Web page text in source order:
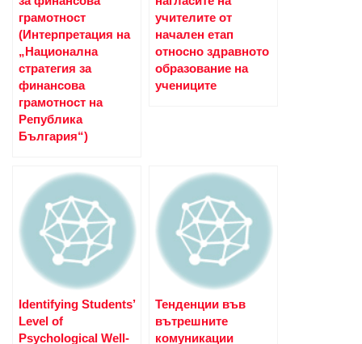
грамотност
(Интерпретация на
„Национална
стратегия за
финансова
грамотност на
Република
България“)
учителите от
начален етап
относно здравното
образование на
учениците
Identifying Students’
Level of
Psychological Well-
Тенденции във
вътрешните
комуникации